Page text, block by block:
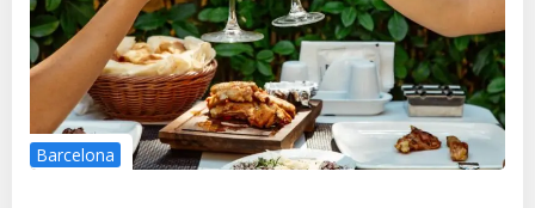
Barcelona